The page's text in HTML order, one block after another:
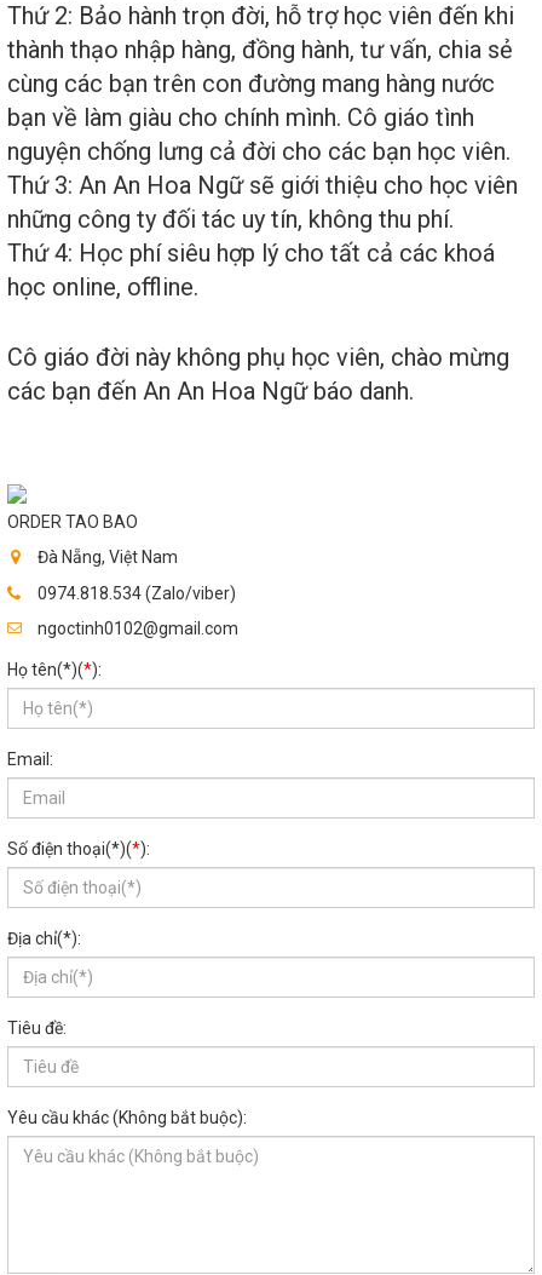
Thứ 2: Bảo hành trọn đời, hỗ trợ học viên đến khi
thành thạo nhập hàng, đồng hành, tư vấn, chia sẻ
cùng các bạn trên con đường mang hàng nước
bạn về làm giàu cho chính mình. Cô giáo tình
nguyện chống lưng cả đời cho các bạn học viên.
Thứ 3: An An Hoa Ngữ sẽ giới thiệu cho học viên
những công ty đối tác uy tín, không thu phí.
Thứ 4: Học phí siêu hợp lý cho tất cả các khoá
học online, offline.
Cô giáo đời này không phụ học viên, chào mừng
các bạn đến An An Hoa Ngữ báo danh.
ORDER TAO BAO
Đà Nẵng, Việt Nam
0974.818.534 (Zalo/viber)
ngoctinh0102@gmail.com
Họ tên(*)(*):
Email:
Số điện thoại(*)(*):
Địa chỉ(*):
Tiêu đề:
Yêu cầu khác (Không bắt buộc):